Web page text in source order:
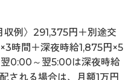
収例〉291,375円＋別途交
時間＋深夜時給1,875円×5
0:00～翌5:00は深夜時給
される場合は、月額1万円